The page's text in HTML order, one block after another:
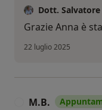
Dott. Salvatore
Grazie Anna è
22 luglio 2025
M.B.